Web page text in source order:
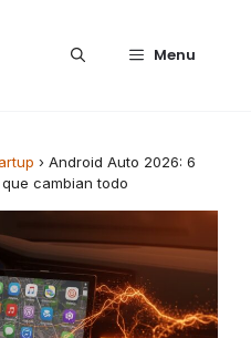
Menu
› Android Auto 2026: 6
cambian todo